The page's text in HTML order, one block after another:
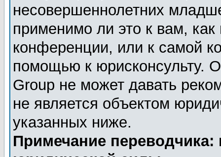
несовершеннолетних
применимо ли это к вам,
конференции, или к самой
помощью к юрисконсульту.
Group не может давать
не является объектом
указанных ниже.
Примечание